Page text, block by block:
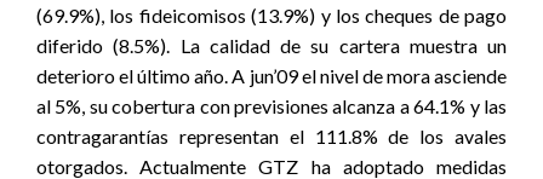
(69.9%), los fideicomisos (13.9%) y los cheques de pago
diferido (8.5%). La calidad de su cartera muestra un
deterioro el último año. A jun’09 el nivel de mora asciende
al 5%, su cobertura con previsiones alcanza a 64.1% y las
contragarantías representan el 111.8% de los avales
otorgados. Actualmente GTZ ha adoptado medidas